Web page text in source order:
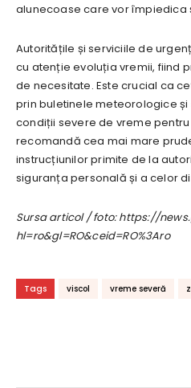
alunecoase care vor împiedica
Autoritățile și serviciile de
cu atenție evoluția vremii, fiind
de necesitate. Este crucial ca
prin buletinele meteorologice
condiții severe de vreme
recomandă cea mai mare
instrucțiunilor primite de la
siguranța personală și a celor
Sursa articol / foto: https://
hl=ro&gl=RO&ceid=RO%3Aro
Tags viscol vreme severă